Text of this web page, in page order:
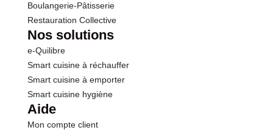
Boulangerie-Pâtisserie
Restauration Collective
Nos solutions
e-Quilibre
Smart cuisine à réchauffer
Smart cuisine à emporter
Smart cuisine hygiène
Aide
Mon compte client